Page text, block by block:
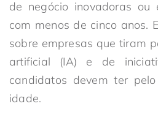
de negócio inovadoras ou
com menos de cinco anos.
sobre empresas que tiram
artificial (IA) e de
candidatos devem ter
idade.